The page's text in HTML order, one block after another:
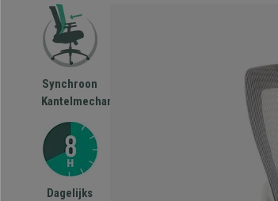
Synchroon
Kantelmechanisme
Dagelijks